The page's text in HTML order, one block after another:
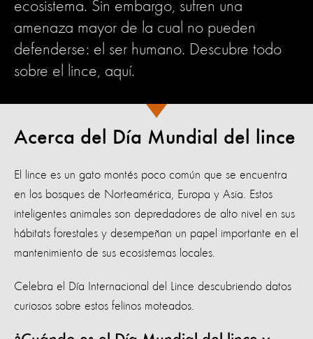
ecosistema. Sin embargo, sufren una
amenaza mayor de la cual no pueden
defenderse: el ser humano. Descubre todo
sobre el lince, aquí.
Acerca del Día Mundial del lince
El lince es un gato montés poco común que se encuentra
en los bosques de Norteamérica, Europa y Asia. Estos
inteligentes animales son depredadores de alto nivel en sus
hábitats forestales y desempeñan un papel importante en el
mantenimiento de sus ecosistemas locales.
Celebra el Día Internacional del Lince descubriendo datos
curiosos sobre estos felinos moteados.